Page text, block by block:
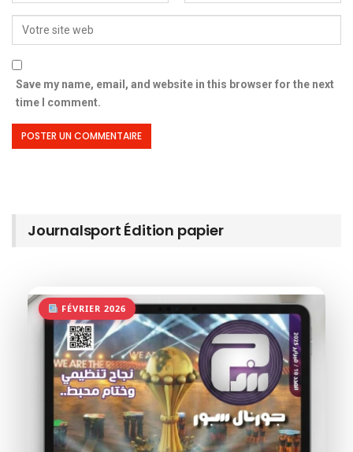
Save my name, email, and website in this browser for the next
time I comment.
Journalsport Édition papier
FÉVRIER 2026